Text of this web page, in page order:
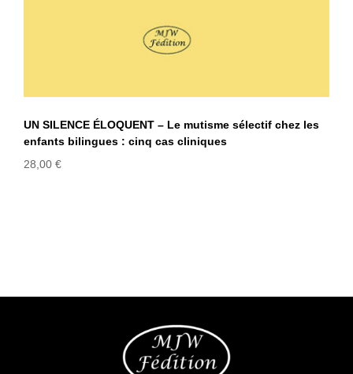
UN SILENCE ÉLOQUENT – Le mutisme sélectif chez les
enfants bilingues : cinq cas cliniques
28,00 €